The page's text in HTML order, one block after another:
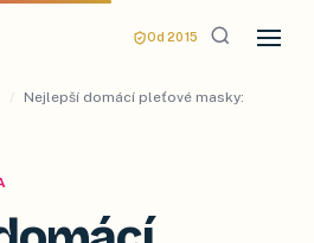
Od 2015
/
Nejlepší domácí pleťové masky: